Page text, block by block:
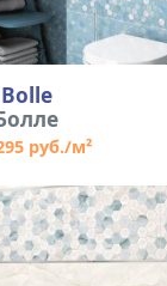
Bolle
руб./м²